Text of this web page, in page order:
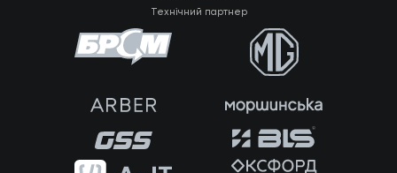
Технічний партнер